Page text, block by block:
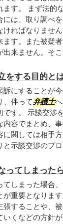
す。 まず法的
には、取り調べ
ればなりませ
す。また被疑
出来ません。そ
をする目的と
訴にすることが
、伴って弁護士
です。 示談交渉
内容でまとめ、
に関しては相手
と示談交渉のプ
ってしまったら
しまった場合
が重要となりま
張することや、
いくなどの方針